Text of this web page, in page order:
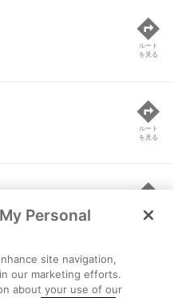
ルート
を見る
ルート
を見る
ルート
を見る
Personal
site navigation,
our marketing efforts.
about your use of our